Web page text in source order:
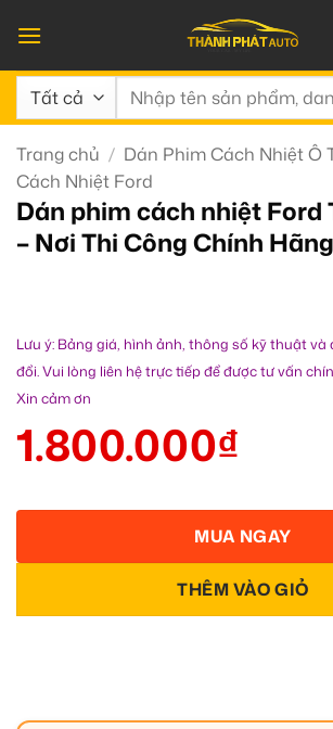
qua
nội
dung
Tìm
Trang chủ / Dán Phim Cách Nhiệt Ô
Cách Nhiệt Ford
Dán phim cách nhiệt Ford
– Nơi Thi Công Chính
Lưu ý: Bảng giá, hình ảnh, thông số kỹ thuật
đổi. Vui lòng liên hệ trực tiếp để được tư vấn
Xin cảm ơn
1.800.000₫
THÊM VÀO GIỎ
MUA NGAY